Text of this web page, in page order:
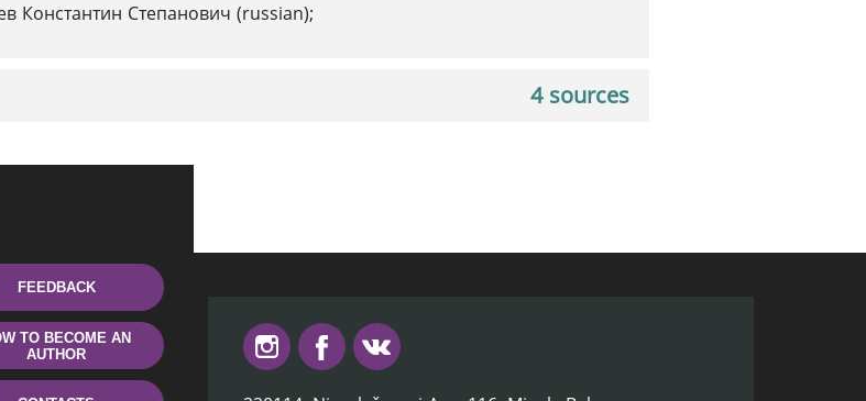
Константин Степанович (russian);
4 sources
FEEDBACK
TO BECOME AN
AUTHOR